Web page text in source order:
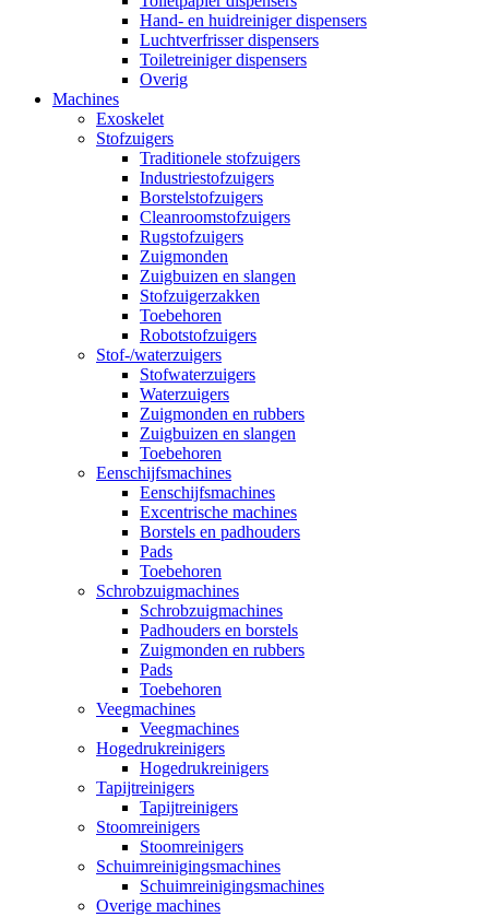
Hand- en huidreiniger dispensers
Luchtverfrisser dispensers
Toiletreiniger dispensers
Overig
Machines
Exoskelet
Stofzuigers
Traditionele stofzuigers
Industriestofzuigers
Borstelstofzuigers
Cleanroomstofzuigers
Rugstofzuigers
Zuigmonden
Zuigbuizen en slangen
Stofzuigerzakken
Toebehoren
Robotstofzuigers
Stof-/waterzuigers
Stofwaterzuigers
Waterzuigers
Zuigmonden en rubbers
Zuigbuizen en slangen
Toebehoren
Eenschijfsmachines
Eenschijfsmachines
Excentrische machines
Borstels en padhouders
Pads
Toebehoren
Schrobzuigmachines
Schrobzuigmachines
Padhouders en borstels
Zuigmonden en rubbers
Pads
Toebehoren
Veegmachines
Veegmachines
Hogedrukreinigers
Hogedrukreinigers
Tapijtreinigers
Tapijtreinigers
Stoomreinigers
Stoomreinigers
Schuimreinigingsmachines
Schuimreinigingsmachines
Overige machines